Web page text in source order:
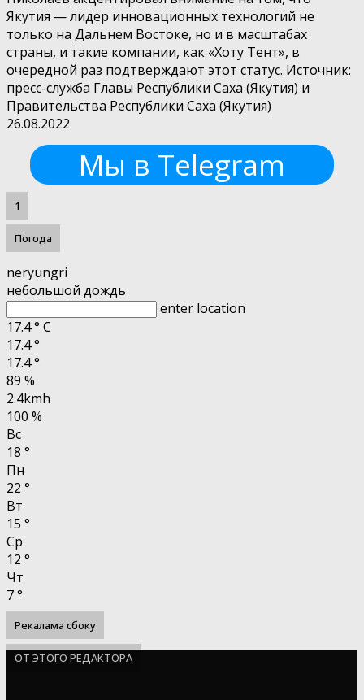
Якутия — лидер инновационных технологий не
только на Дальнем Востоке, но и в масштабах
страны, и такие компании, как «Хоту Тент», в
очередной раз подтверждают этот статус. Источник:
пресс-служба Главы Республики Саха (Якутия) и
Правительства Республики Саха (Якутия)
26.08.2022
Мы в Telegram
1
Погода
neryungri
небольшой дождь
enter location
17.4° C
17.4°
17.4°
89 %
2.4kmh
100 %
Вс
18 °
Пн
22 °
Вт
15 °
Ср
12 °
Чт
7°
Рекалама сбоку
ОТ ЭТОГО РЕДАКТОРА